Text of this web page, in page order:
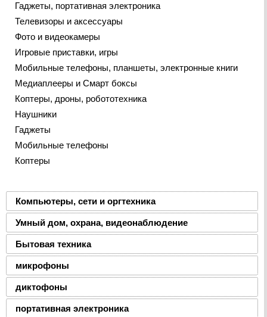
Гаджеты, портативная электроника
Телевизоры и аксессуары
Фото и видеокамеры
Игровые приставки, игры
Мобильные телефоны, планшеты, электронные книги
Медиаплееры и Смарт боксы
Коптеры, дроны, робототехника
Наушники
Гаджеты
Мобильные телефоны
Коптеры
Компьютеры, сети и оргтехника
Умный дом, охрана, видеонаблюдение
Бытовая техника
микрофоны
диктофоны
портативная электроника